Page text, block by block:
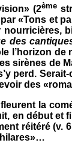
(2ème
«Tons et
des
l’horizon
sirènes de
perd.
des
la
en début et
réitéré
hilares»…